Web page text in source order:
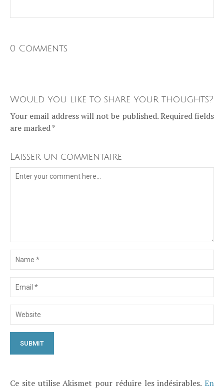
0 Comments
Would you like to share your thoughts?
Your email address will not be published. Required fields
are marked *
Laisser un commentaire
Ce site utilise Akismet pour réduire les indésirables. En